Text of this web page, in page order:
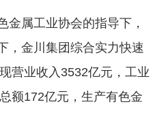
金属工业协会的指导下，
，金川集团综合实力快速
营业收入3532亿元，工业
额172亿元，生产有色金